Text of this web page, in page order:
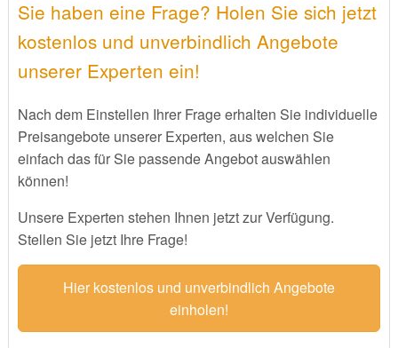
Sie haben eine Frage? Holen Sie sich jetzt
kostenlos und unverbindlich Angebote
unserer Experten ein!
Nach dem Einstellen Ihrer Frage erhalten Sie individuelle
Preisangebote unserer Experten, aus welchen Sie
einfach das für Sie passende Angebot auswählen
können!
Unsere Experten stehen Ihnen jetzt zur Verfügung.
Stellen Sie jetzt Ihre Frage!
Hier kostenlos und unverbindlich Angebote
einholen!